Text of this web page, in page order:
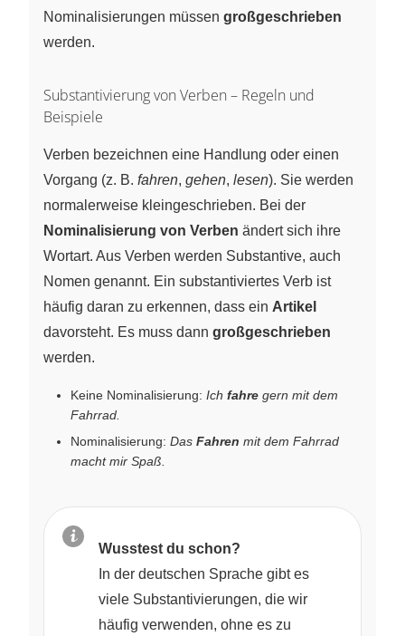
Nominalisierungen müssen großgeschrieben
werden.
Substantivierung von Verben – Regeln und
Beispiele
Verben bezeichnen eine Handlung oder einen
Vorgang (z. B. fahren, gehen, lesen). Sie werden
normalerweise kleingeschrieben. Bei der
Nominalisierung von Verben ändert sich ihre
Wortart. Aus Verben werden Substantive, auch
Nomen genannt. Ein substantiviertes Verb ist
häufig daran zu erkennen, dass ein Artikel
davorsteht. Es muss dann großgeschrieben
werden.
Keine Nominalisierung: Ich fahre gern mit dem
Fahrrad.
Nominalisierung: Das Fahren mit dem Fahrrad
macht mir Spaß.
Wusstest du schon?
In der deutschen Sprache gibt es
viele Substantivierungen, die wir
häufig verwenden, ohne es zu